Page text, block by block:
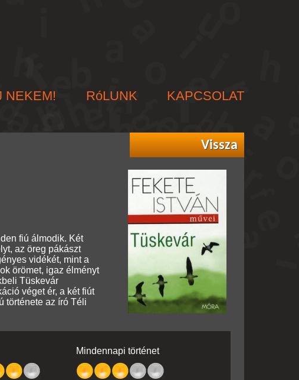
NEKEM! RóLUNK KAPCSOLAT
Vissza
fiú álmodik. Két
az öreg pákászt
vidékét, mint a
örömet, igaz élményt
Tüskevár
véget ér, a két fiút
története az író Téli
Mindennapi történet